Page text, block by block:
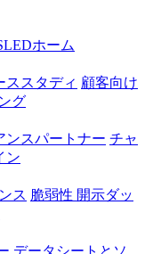
ホーム
ススタディ 顧客向け
グ
ンスパートナー チャ
ン
ス 脆弱性 開示ダッ
データシートとソ